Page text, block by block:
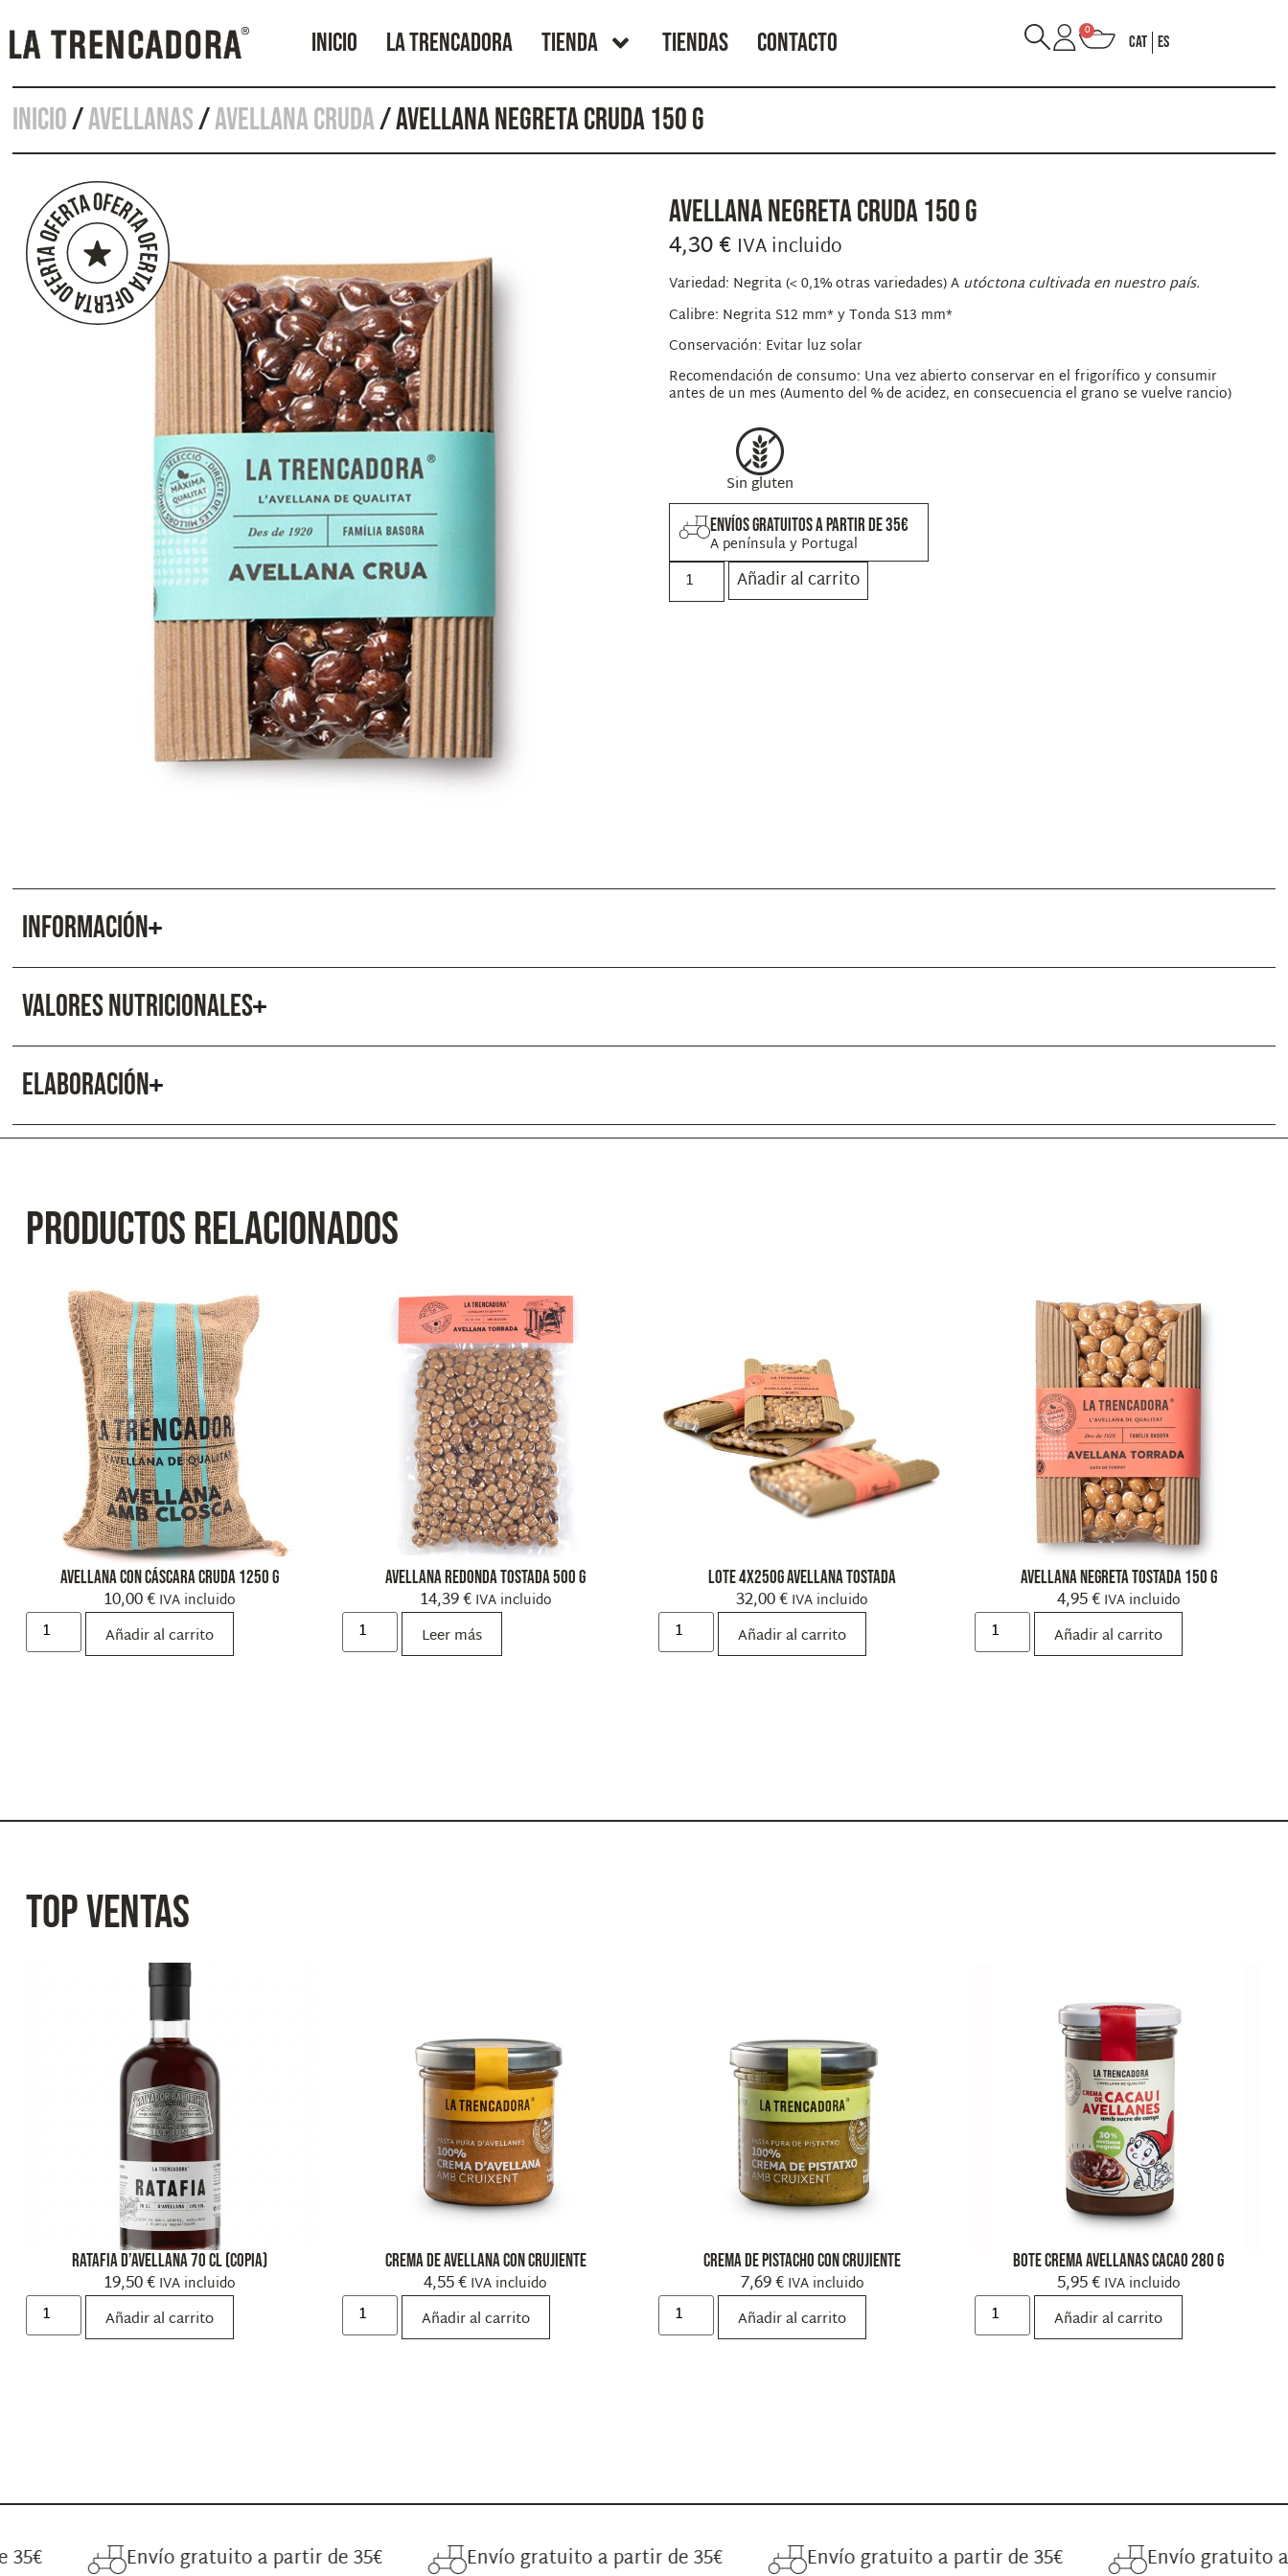
INICIO LA TRENCADORA TIENDA TIENDAS CONTACTO 0
CAT ES
Inicio/Avellanas/Avellana cruda/ AVELLANA NEGRETA CRUDA 150 G
AVELLANA NEGRETA CRUDA 150 G
4,30€ IVA incluido
Variedad: Negrita (< 0,1% otras variedades) A​​utóctona cultivada en nuestro país.
Calibre: Negrita S12 mm* y Tonda S13 mm*
Conservación: Evitar luz solar
Recomendación de consumo: Una vez abierto conservar en el frigorífico y consumir
antes de un mes (Aumento del % de acidez, en consecuencia el grano se vuelve rancio)
Sin gluten
ENVÍOS GRATUITOS A PARTIR DE 35€
A península y Portugal
Añadir al carrito
INFORMACIÓN
VALORES NUTRICIONALES
ELABORACIÓN
PRODUCTOS RELACIONADOS
Avellana con cáscara cruda 1250 g
10,00€ IVA incluido
Añadir al carrito
Avellana redonda tostada 500 g
14,39€ IVA incluido
Leer más
Lote 4x250g Avellana Tostada
32,00€ IVA incluido
Añadir al carrito
Avellana Negreta Tostada 150 g
4,95€ IVA incluido
Añadir al carrito
TOP VENTAS
Ratafia d’avellana 70 cl (copia)
19,50€ IVA incluido
Añadir al carrito
Crema de avellana con crujiente
4,55€ IVA incluido
Añadir al carrito
Crema de pistacho con crujiente
7,69€ IVA incluido
Añadir al carrito
Bote Crema Avellanas Cacao 280 g
5,95€ IVA incluido
Añadir al carrito
Envío gratuito a partir de 35€ Envío gratuito a partir de 35€ Envío gratuito a partir de 35€ Envío gratuito a partir